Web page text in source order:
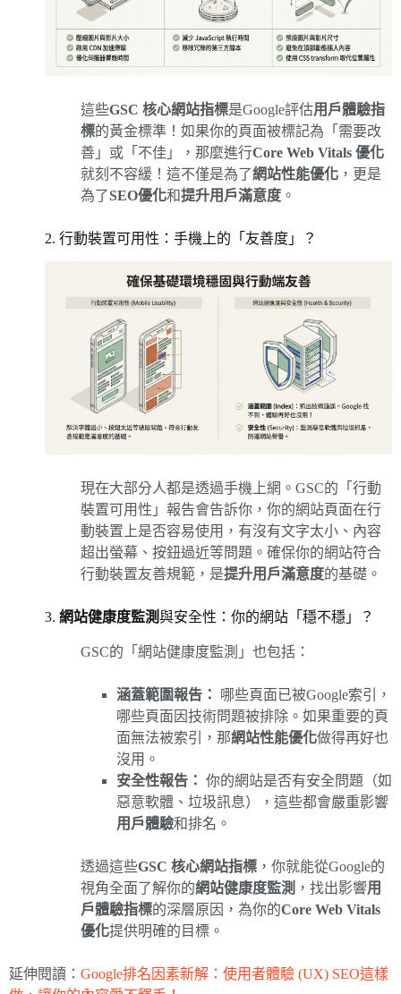
這些GSC 核心網站指標是Google評估用戶體驗指
標的黃金標準！如果你的頁面被標記為「需要改
善」或「不佳」，那麼進行Core Web Vitals 優化
就刻不容緩！這不僅是為了網站性能優化 ，更是
為了SEO優化和提升用戶滿意度 。
2. 行動裝置可用性：手機上的「友善度」？
現在大部分人都是透過手機上網。GSC的「行動
裝置可用性」報告會告訴你，你的網站頁面在行
動裝置上是否容易使用，有沒有文字太小、內容
超出螢幕、按鈕過近等問題。確保你的網站符合
行動裝置友善規範，是提升用戶滿意度的基礎。
3. 網站健康度監測與安全性：你的網站「穩不穩」？
GSC的「網站健康度監測」也包括：
涵蓋範圍報告：
哪些頁面已被Google索引，
哪些頁面因技術問題被排除。如果重要的頁
面無法被索引，那網站性能優化做得再好也
沒用。
安全性報告： 你的網站是否有安全問題（如
惡意軟體、垃圾訊息），這些都會嚴重影響
用戶體驗和排名。
透過這些GSC 核心網站指標 ，你就能從Google的
視角全面了解你的網站健康度監測 ，找出影響用
戶體驗指標的深層原因，為你的Core Web Vitals
優化提供明確的目標。
延伸閱讀： Google排名因素新解：使用者體驗 (UX) SEO這樣